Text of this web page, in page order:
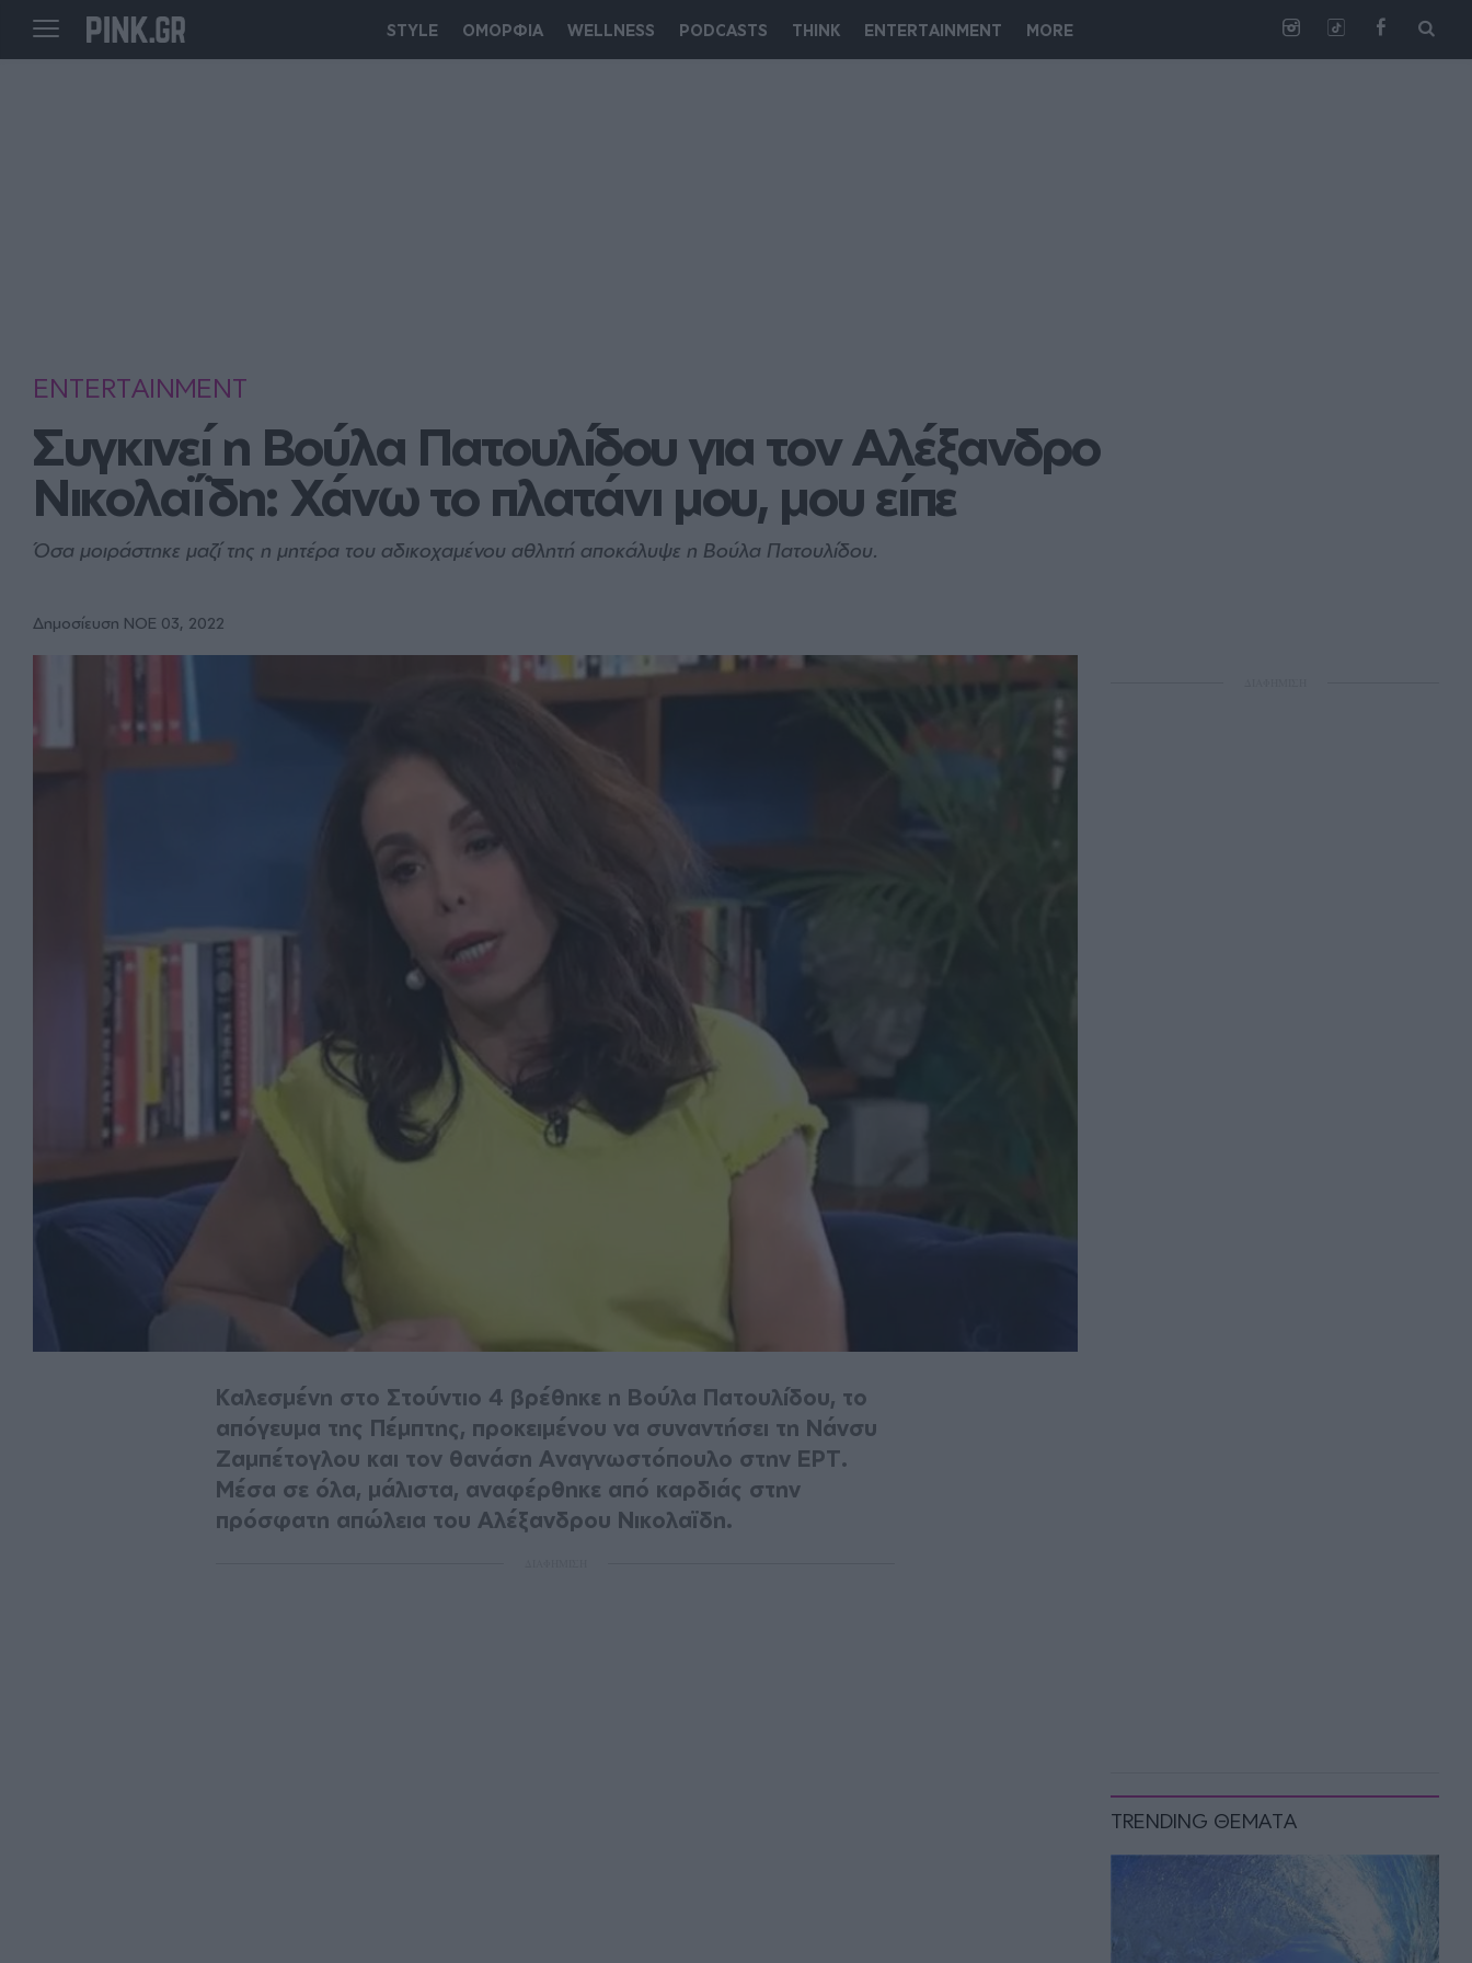
STYLE ΟΜΟΡΦΙΑ WELLNESS PODCASTS THINK ENTERTAINMENT MORE
ENTERTAINMENT
Συγκινεί η Βούλα Πατουλίδου για τον Αλέξανδρο
Νικολαΐδη: Χάνω το πλατάνι μου, μου είπε
Όσα μοιράστηκε μαζί της η μητέρα του αδικοχαμένου αθλητή αποκάλυψε η Βούλα Πατουλίδου.
Δημοσίευση ΝΟE 03, 2022
TRENDING ΘΕΜΑΤΑ
Καλεσμένη στο Στούντιο 4 βρέθηκε η Βούλα Πατουλίδου, το
απόγευμα της Πέμπτης, προκειμένου να συναντήσει τη Νάνσυ
Ζαμπέτογλου και τον θανάση Αναγνωστόπουλο στην ΕΡΤ.
Μέσα σε όλα, μάλιστα, αναφέρθηκε από καρδιάς στην
πρόσφατη απώλεια του Αλέξανδρου Νικολαϊδη.